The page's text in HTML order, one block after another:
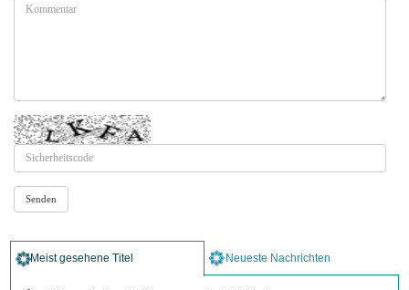
Meist gesehene Titel Neueste Nachrichten